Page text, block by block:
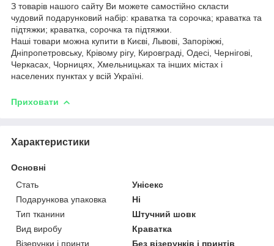
З товарів нашого сайту Ви можете самостійно скласти
чудовий подарунковий набір: краватка та сорочка; краватка та
підтяжки; краватка, сорочка та підтяжки.
Наші товари можна купити в Києві, Львові, Запоріжжі,
Дніпропетровську, Крівому рігу, Кировграді, Одесі, Чернігові,
Черкасах, Чорницях, Хмельницьках та інших містах і
населених пунктах у всій Україні.
Приховати
Характеристики
Основні
Стать
Унісекс
Подарункова упаковка
Ні
Тип тканини
Штучний шовк
Вид виробу
Краватка
Візерунки і принти
Без візерунків і принтів